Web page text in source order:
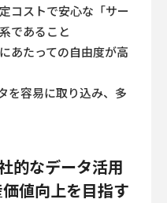
コストで安心な「サー
であること
あたっての自由度が高
を容易に取り込み、多
的なデータ活用
値向上を目指す